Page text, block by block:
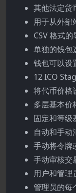
其他法定货
用于从外部
CSV 格式的
单独的钱包
钱包可以设
12 ICO
将代币价格
多层基本价
固定和等级
自动和手动
手动将令牌
手动审核交
用户和管理
管理员的每